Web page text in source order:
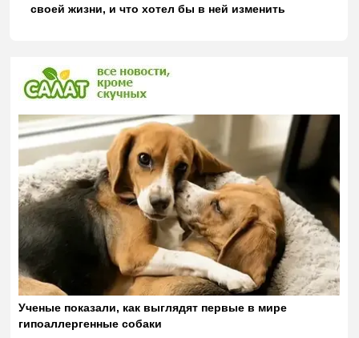
своей жизни, и что хотел бы в ней изменить